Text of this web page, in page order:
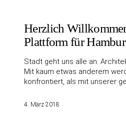
Herzlich
Plattform für
Stadt geht uns alle an.
Mit kaum etwas anderem
konfrontiert, als mit unserer
4. März 2018